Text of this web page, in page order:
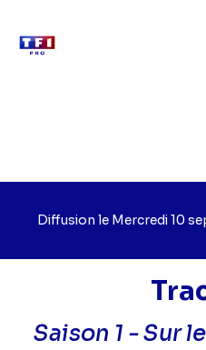
Diffusion le Jour
diffusion
Mercredi 10
Saison 1 -Sur